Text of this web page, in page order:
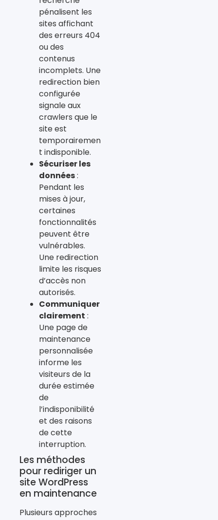
pénalisent les
sites affichant
des erreurs 404
ou des
contenus
incomplets. Une
redirection bien
configurée
signale aux
crawlers que le
site est
temporairemen
t indisponible.
Sécuriser les
données:
Pendant les
mises à jour,
certaines
fonctionnalités
peuvent être
vulnérables.
Une redirection
limite les risques
d’accès non
autorisés.
Communiquer
clairement :
Une page de
maintenance
personnalisée
informe les
visiteurs de la
durée estimée
de
l’indisponibilité
et des raisons
de cette
interruption.
Les méthodes
pour rediriger un
site WordPress
en maintenance
Plusieurs approches